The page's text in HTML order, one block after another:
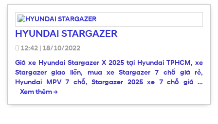
HYUNDAI STARGAZER
12:42 | 18/10/2022
Giá xe Hyundai Stargazer X 2025 tại Hyundai TPHCM, xe
Stargazer giao liền, mua xe Stargazer 7 chỗ giá rẻ,
Hyundai MPV 7 chỗ, Stargazer 2025 xe 7 chỗ giá …
Xem thêm→